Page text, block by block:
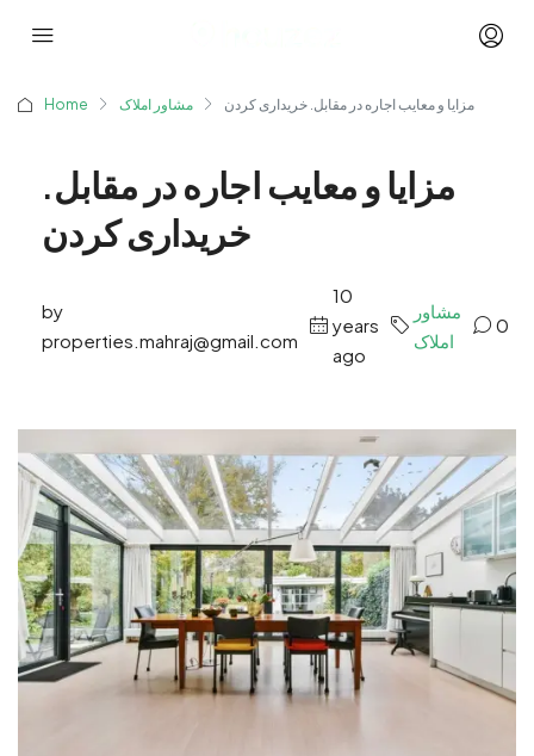
Home مشاور املاک مزایا و معایب اجاره در مقابل. خریداری کردن
مزایا و معایب اجاره در مقابل.
خریداری کردن
by
properties.mahraj@gmail.com
10
years
ago
مشاور
املاک
0